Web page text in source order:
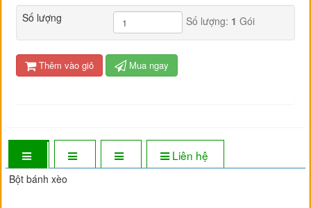
Số lượng Số lượng: 1 Gói
Thêm vào giỏ Mua ngay
Liên hệ
Bột bánh xèo